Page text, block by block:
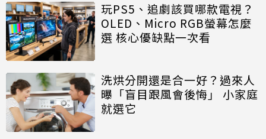
玩PS5、追劇該買哪款電視？
OLED、Micro RGB螢幕怎麼
選 核心優缺點一次看
洗烘分開還是合一好？過來人
曝「盲目跟風會後悔」 小家庭
就選它